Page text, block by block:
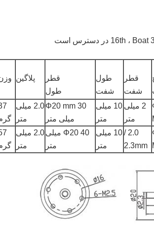
قطر
شفت
طول
شفت
قطر
طول
پلاگین
2 میلی
متر
10 میلی
متر
Φ20 mm 30
میلی متر
2.0 میلی
متر
2.0 /
2.3mm
10 میلی
متر
Φ20 40 میلی
متر
2.0 میلی
متر